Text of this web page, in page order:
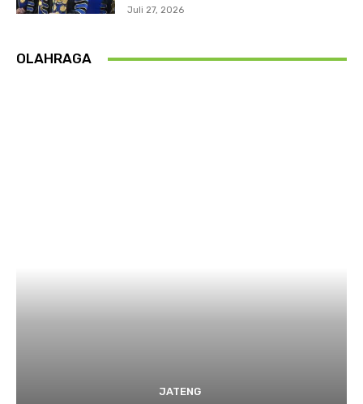
Juli 27, 2026
OLAHRAGA
JATENG